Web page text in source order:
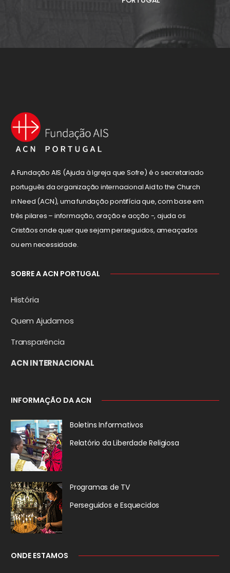
A Fundação AIS (Ajuda à Igreja que Sofre) é o secretariado
português da organização internacional Aid to the Church
in Need (ACN), uma fundação pontifícia que, com base em
três pilares – informação, oração e acção -, ajuda os
Cristãos onde quer que sejam perseguidos, ameaçados
ou em necessidade.
SOBRE A ACN PORTUGAL
História
Quem Ajudamos
Transparência
ACN INTERNACIONAL
INFORMAÇÃO DA ACN
Boletins Informativos
Relatório da Liberdade Religiosa
Programas de TV
Perseguidos e Esquecidos
ONDE ESTAMOS